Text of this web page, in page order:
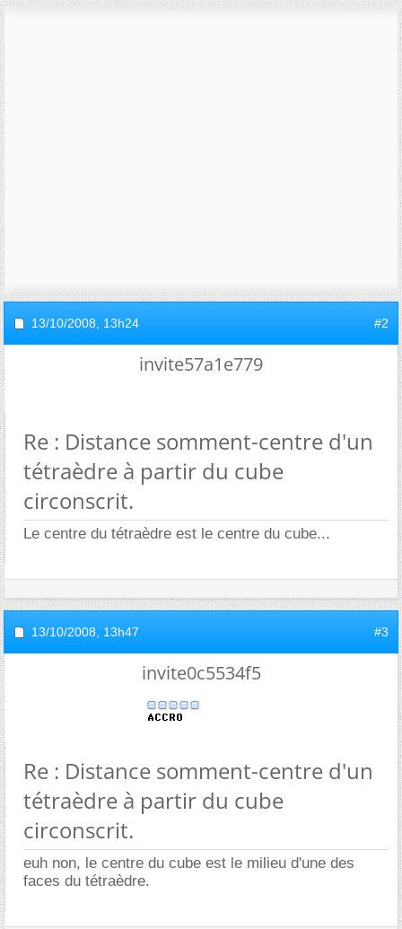
13/10/2008, 13h24 #2
invite57a1e779
Re : Distance somment-centre d'un
tétraèdre à partir du cube
circonscrit.
Le centre du tétraèdre est le centre du cube...
13/10/2008, 13h47 #3
invite0c5534f5
Re : Distance somment-centre d'un
tétraèdre à partir du cube
circonscrit.
euh non, le centre du cube est le milieu d'une des
faces du tétraèdre.